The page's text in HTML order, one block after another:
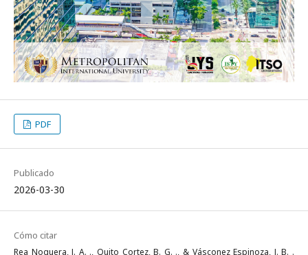
PDF
Publicado
2026-03-30
Cómo citar
Rea Noguera, J. A. ., Quito Cortez, B. G. ., & Vásconez Espinoza, J. B. .